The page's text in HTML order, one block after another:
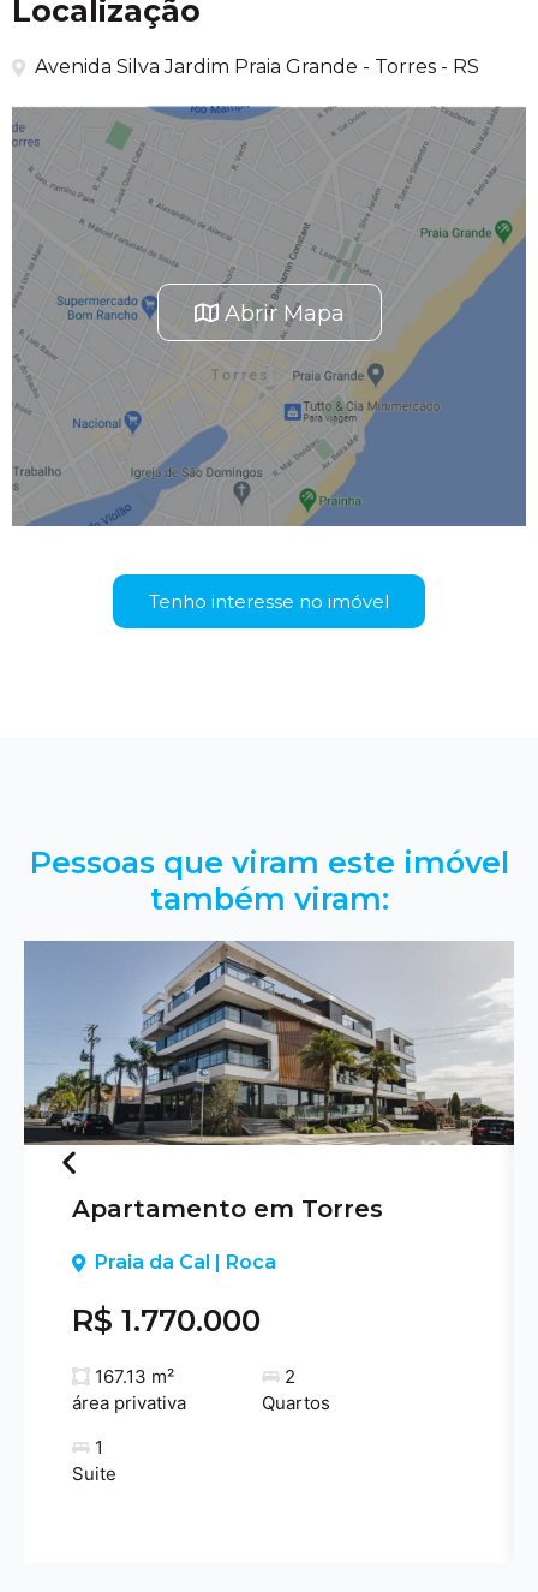
Localização
Avenida Silva Jardim Praia Grande - Torres - RS
Abrir Mapa
Tenho interesse no imóvel
Pessoas que viram este imóvel
também viram:
Previous
Apartamento em Torres
Praia da Cal | Roca
R$ 1.770.000
167.13 m²
área privativa
2
Quartos
1
Suite